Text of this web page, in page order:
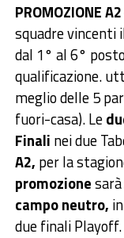
PROMOZIONE
squadre vincenti
dal 1° al 6°
qualificazione.
meglio delle 5
fuori-casa). Le
Finali nei due
A2, per la
promozione
campo neutro,
due finali Playoff.